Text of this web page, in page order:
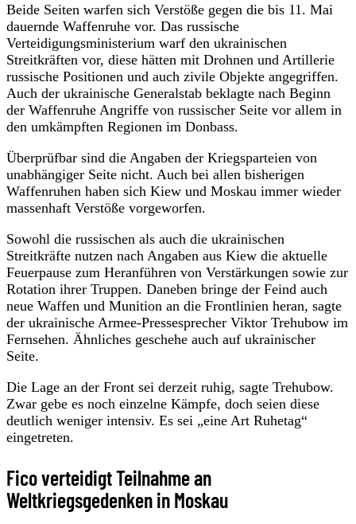
Beide Seiten warfen sich Verstöße gegen die bis 11. Mai
dauernde Waffenruhe vor. Das russische
Verteidigungsministerium warf den ukrainischen
Streitkräften vor, diese hätten mit Drohnen und Artillerie
russische Positionen und auch zivile Objekte angegriffen.
Auch der ukrainische Generalstab beklagte nach Beginn
der Waffenruhe Angriffe von russischer Seite vor allem in
den umkämpften Regionen im Donbass.
Überprüfbar sind die Angaben der Kriegsparteien von
unabhängiger Seite nicht. Auch bei allen bisherigen
Waffenruhen haben sich Kiew und Moskau immer wieder
massenhaft Verstöße vorgeworfen.
Sowohl die russischen als auch die ukrainischen
Streitkräfte nutzen nach Angaben aus Kiew die aktuelle
Feuerpause zum Heranführen von Verstärkungen sowie zur
Rotation ihrer Truppen. Daneben bringe der Feind auch
neue Waffen und Munition an die Frontlinien heran, sagte
der ukrainische Armee-Pressesprecher Viktor Trehubow im
Fernsehen. Ähnliches geschehe auch auf ukrainischer
Seite.
Die Lage an der Front sei derzeit ruhig, sagte Trehubow.
Zwar gebe es noch einzelne Kämpfe, doch seien diese
deutlich weniger intensiv. Es sei „eine Art Ruhetag“
eingetreten.
Fico verteidigt Teilnahme an
Weltkriegsgedenken in Moskau